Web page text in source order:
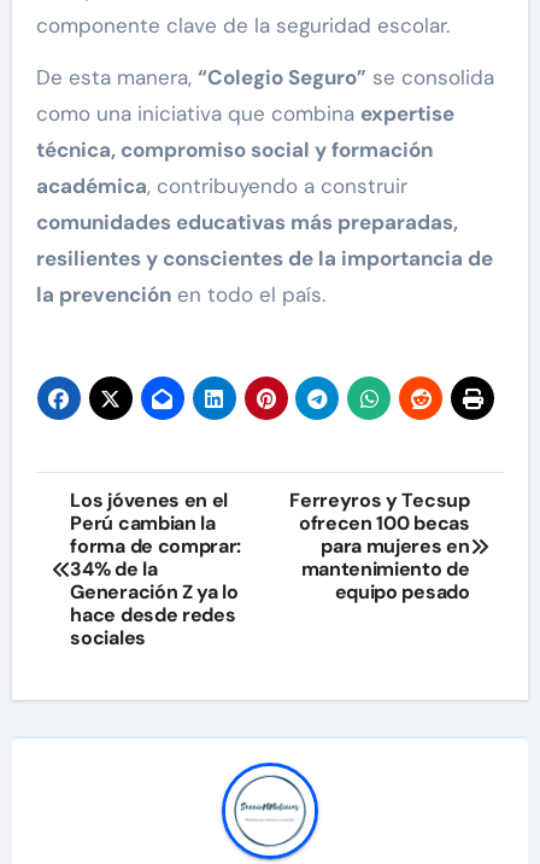
componente clave de la seguridad escolar.
De esta manera, “Colegio Seguro” se consolida
como una iniciativa que combina expertise
técnica, compromiso social y formación
académica, contribuyendo a construir
comunidades educativas más preparadas,
resilientes y conscientes de la importancia de
la prevenciónen todo el país.
Navegación
de
entradas
Los jóvenes en el
Perú cambian la
forma de comprar:
34% de la
Generación Z ya lo
hace desde redes
sociales
Ferreyros y Tecsup
ofrecen 100 becas
para mujeres en
mantenimiento de
equipo pesado